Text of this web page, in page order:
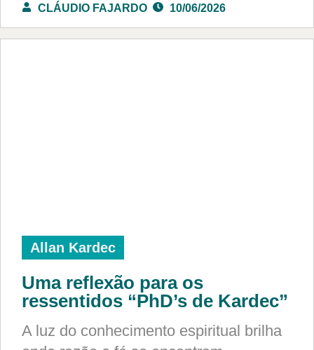
CLÁUDIO FAJARDO 10/06/2026
Allan Kardec
Uma reflexão para os
ressentidos “PhD’s de Kardec”
A luz do conhecimento espiritual brilha